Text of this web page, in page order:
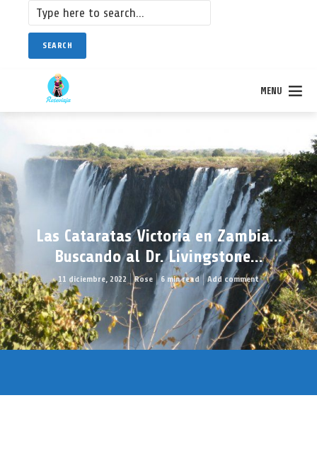
SEARCH
MENU
Las Cataratas Victoria en Zambia…
Buscando al Dr. Livingstone…
11 diciembre, 2022 Rose 6 min read Add comment